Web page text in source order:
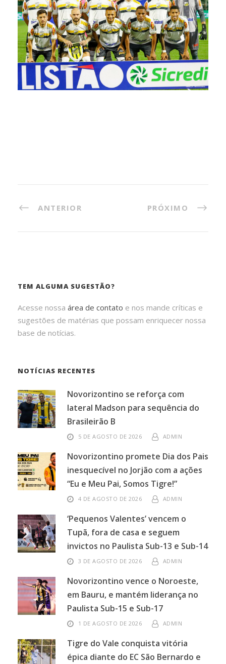
ANTERIOR PRÓXIMO
TEM ALGUMA SUGESTÃO?
Acesse nossa área de contato e nos mande críticas e
sugestões de matérias que possam enriquecer nossa
base de notícias.
NOTÍCIAS RECENTES
Novorizontino se reforça com
lateral Madson para sequência do
Brasileirão B
5 DE AGOSTO DE 2026 ADMIN
Novorizontino promete Dia dos Pais
inesquecível no Jorjão com a ações
“Eu e Meu Pai, Somos Tigre!”
4 DE AGOSTO DE 2026 ADMIN
‘Pequenos Valentes’ vencem o
Tupã, fora de casa e seguem
invictos no Paulista Sub-13 e Sub-14
3 DE AGOSTO DE 2026 ADMIN
Novorizontino vence o Noroeste,
em Bauru, e mantém liderança no
Paulista Sub-15 e Sub-17
1 DE AGOSTO DE 2026 ADMIN
Tigre do Vale conquista vitória
épica diante do EC São Bernardo e